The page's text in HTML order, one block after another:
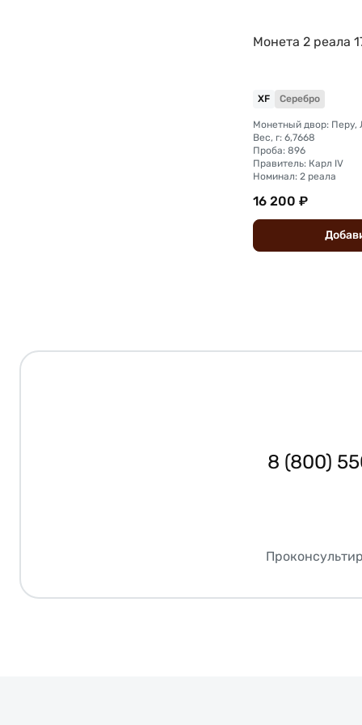
Монета 2 реала
XF Серебро
Монетный двор: Перу,
Вес, г: 6,7668
Проба: 896
Правитель: Карл IV
Номинал: 2 реала
16 200 ₽
8 (800)